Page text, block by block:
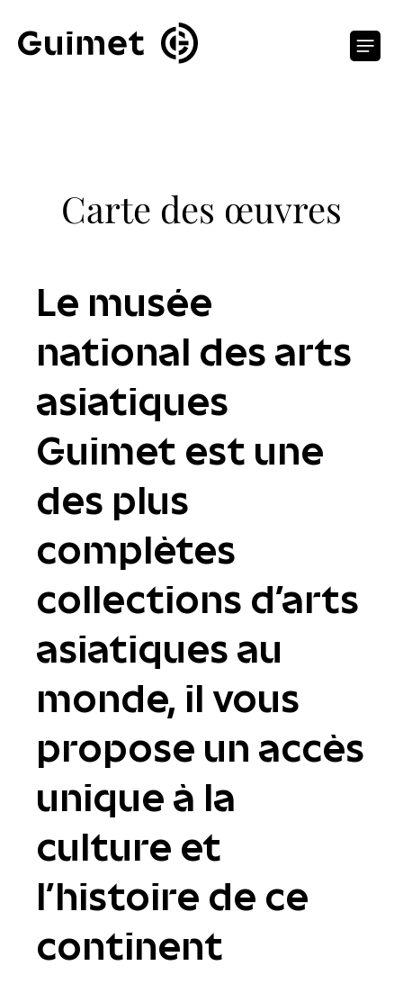
Carte des œuvres
Le musée
national des arts
asiatiques
Guimet est une
des plus
complètes
collections d'arts
asiatiques au
monde, il vous
propose un accès
unique à la
culture et
l’histoire de ce
continent